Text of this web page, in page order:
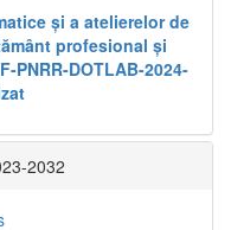
și a atelierelor de
profesional și
DOTLAB-2024-
2032